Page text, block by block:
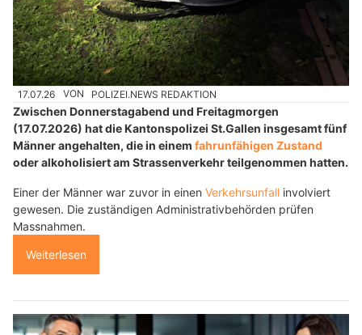
17.07.26 VON POLIZEI.NEWS REDAKTION
Zwischen Donnerstagabend und Freitagmorgen
(17.07.2026) hat die Kantonspolizei St.Gallen insgesamt fünf
Männer angehalten, die in einem fahrunfähigen Zustand
oder alkoholisiert am Strassenverkehr teilgenommen hatten.
Einer der Männer war zuvor in einen Verkehrsunfall involviert
gewesen. Die zuständigen Administrativbehörden prüfen
Massnahmen.
Weiterlesen